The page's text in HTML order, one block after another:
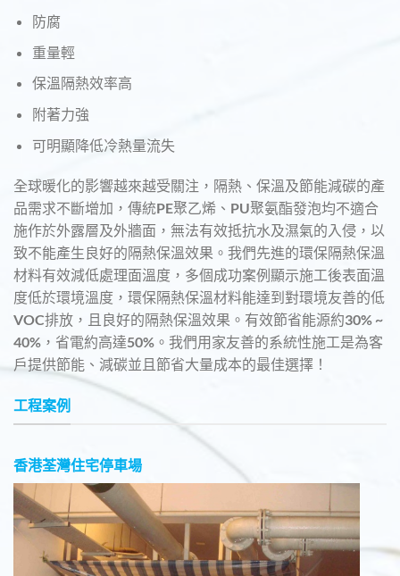
防腐
重量輕
保溫隔熱效率高
附著力強
可明顯降低冷熱量流失
全球暖化的影響越來越受關注，隔熱、保溫及節能減碳的產
品需求不斷增加，傳統PE聚乙烯、PU聚氨酯發泡均不適合
施作於外露層及外牆面，無法有效抵抗水及濕氣的入侵，以
致不能產生良好的隔熱保溫效果。我們先進的環保隔熱保溫
材料有效減低處理面溫度，多個成功案例顯示施工後表面溫
度低於環境溫度，環保隔熱保溫材料能達到對環境友善的低
VOC排放，且良好的隔熱保溫效果。有效節省能源約30% ~
40%，省電約高達50%。我們用家友善的系統性施工是為客
戶提供節能、減碳並且節省大量成本的最佳選擇！
工程案例
香港荃灣住宅停車場